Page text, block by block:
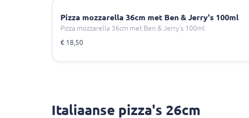
Pizza mozzarella 36cm met Ben & Jerry's 100ml
Pizza mozzarella 36cm met Ben & Jerry's 100ml
€ 18,50
Italiaanse pizza's 26cm